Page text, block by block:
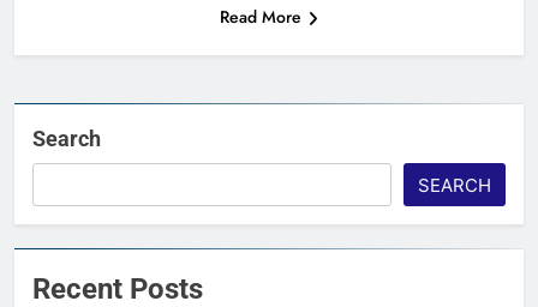
Read More
Search
SEARCH
Recent Posts